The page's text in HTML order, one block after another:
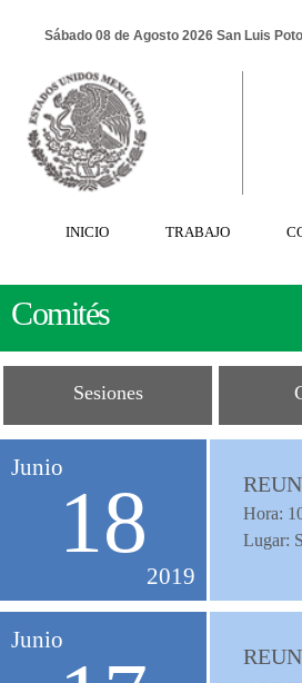
Sábado 08 de Agosto 2026 San Luis
INICIO TRABAJO
Comités
Sesiones
Junio
18
2019
Hora:
Lugar:
Junio